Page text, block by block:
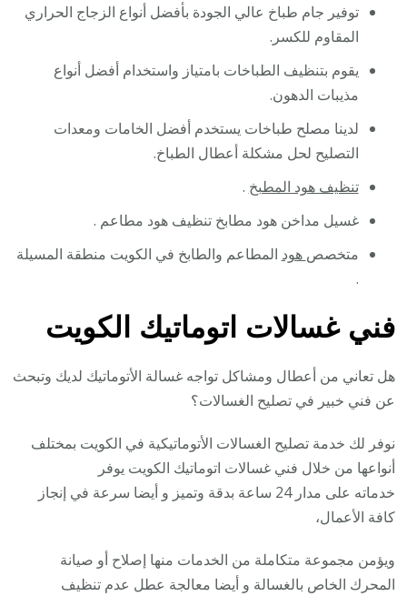
توفير جام طباخ عالي الجودة بأفضل أنواع الزجاج الحراري
المقاوم للكسر.
يقوم بتنظيف الطباخات بامتياز واستخدام أفضل أنواع
مذيبات الدهون.
لدينا مصلح طباخات يستخدم أفضل الخامات ومعدات
التصليح لحل مشكلة أعطال الطباخ.
تنظيف هود المطبخ .
غسيل مداخن هود مطابخ تنظيف هود مطاعم .
متخصص هود المطاعم والطابخ في الكويت منطقة المسيلة
.
فني غسالات اتوماتيك الكويت
هل تعاني من أعطال ومشاكل تواجه غسالة الأتوماتيك لديك وتبحث
عن فني خبير في تصليح الغسالات؟
نوفر لك خدمة تصليح الغسالات الأتوماتيكية في الكويت بمختلف
أنواعها من خلال فني غسالات اتوماتيك الكويت يوفر
خدماته على مدار 24 ساعة بدقة وتميز و أيضا سرعة في إنجاز
كافة الأعمال،
ويؤمن مجموعة متكاملة من الخدمات منها إصلاح أو صيانة
المحرك الخاص بالغسالة و أيضا معالجة عطل عدم تنظيف